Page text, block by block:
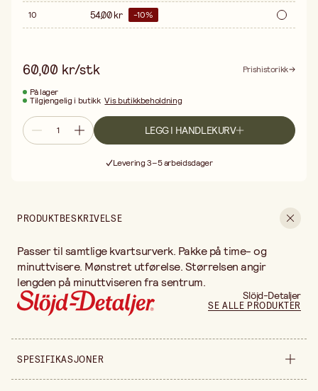
10 54,00 kr -10%
60,00 kr/stk
Prishistorikk
På lager
Tilgjengelig i butikk Vis butikkbeholdning
LEGG I HANDLEKURV
Levering 3–5 arbeidsdager
PRODUKTBESKRIVELSE
Passer til samtlige kvartsurverk. Pakke på time- og
minuttvisere. Mønstret utførelse. Størrelsen angir
lengden på minuttviseren fra sentrum.
Slöjd-Detaljer
SE ALLE PRODUKTER
SPESIFIKASJONER